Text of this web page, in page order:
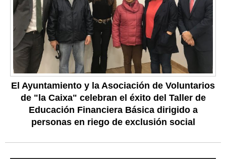
El Ayuntamiento y la Asociación de Voluntarios
de "la Caixa" celebran el éxito del Taller de
Educación Financiera Básica dirigido a
personas en riego de exclusión social